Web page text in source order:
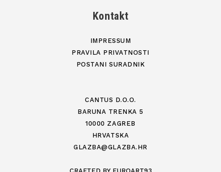
Kontakt
IMPRESSUM
PRAVILA PRIVATNOSTI
POSTANI SURADNIK
CANTUS D.O.O.
BARUNA TRENKA 5
10000 ZAGREB
HRVATSKA
GLAZBA@GLAZBA.HR